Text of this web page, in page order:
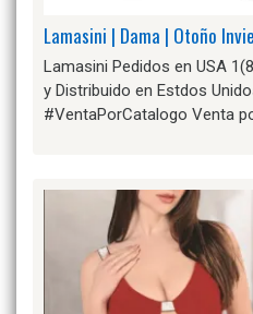
Lamasini | Dama | Otoño
Lamasini Pedidos en USA
y Distribuido en Estdos
#VentaPorCatalogo Venta